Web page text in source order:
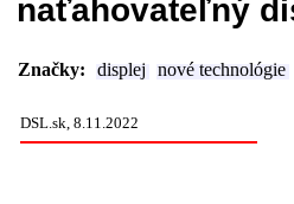
naťahovateľný
Značky: displej nové technológie
DSL.sk, 8.11.2022